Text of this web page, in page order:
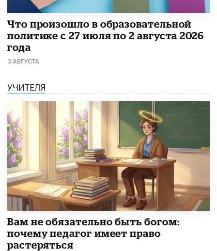
​Что произошло в образовательной
политике с 27 июля по 2 августа 2026
года
3 АВГУСТА
УЧИТЕЛЯ
​Вам не обязательно быть богом:
почему педагог имеет право
растеряться